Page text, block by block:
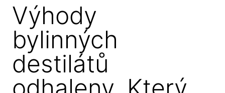
Výhody
bylinných
destilátů